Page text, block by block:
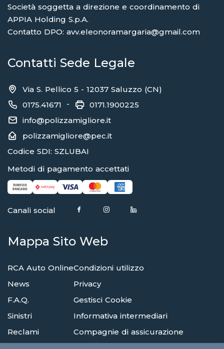
Società soggetta a direzione e coordinamento di
APPIA Holding S.p.A.
Contatto DPO: avv.eleonoramargaria@gmail.com
Contatti Sede Legale
Via S. Pellico 5 - 12037 Saluzzo (CN)
0175.41671 -
0171.1900225
info@polizzamigliore.it
polizzamigliore@pec.it
Codice SDI: SZLUBAI
Metodi di pagamento accettati
Canali social
Mappa Sito Web
RCA Auto Online
News
F.A.Q.
Sinistri
Reclami
Condizioni utilizzo
Privacy
Gestisci Cookie
Informativa intermediari
Compagnie di assicurazione